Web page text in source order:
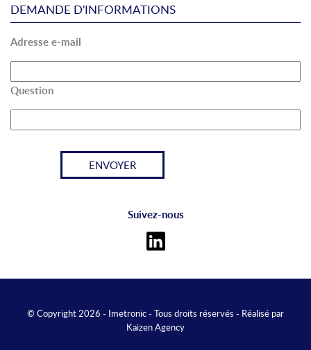
DEMANDE D'INFORMATIONS
Adresse e-mail
Question
Suivez-nous
© Copyright 2026 - Imetronic - Tous droits réservés - Réalisé par
Kaizen Agency